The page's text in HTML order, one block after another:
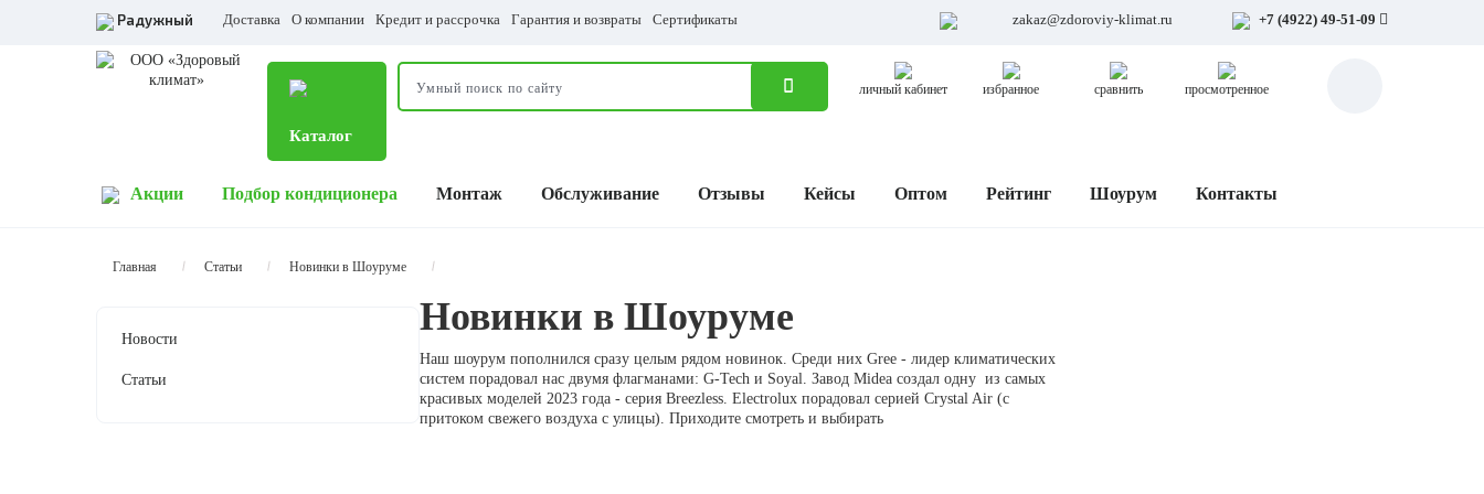
Радужный Доставка О компании Кредит и рассрочка Гарантия и возвраты Сертификаты zakaz@zdoroviy-klimat.ru +7 (4922) 49-51-09
Каталог
личный кабинет избранное сравнить просмотренное
Акции Подбор кондиционера Монтаж Обслуживание Отзывы Кейсы Оптом Рейтинг Шоурум Контакты
Главная Статьи Новинки в Шоуруме
Новости
Статьи
Новинки в Шоуруме
Наш шоурум пополнился сразу целым рядом новинок. Среди них Gree - лидер климатических
систем порадовал нас двумя флагманами: G-Tech и Soyal. Завод Midea создал одну из самых
красивых моделей 2023 года - серия Breezless. Electrolux порадовал серией Crystal Air (с
притоком свежего воздуха с улицы). Приходите смотреть и выбирать